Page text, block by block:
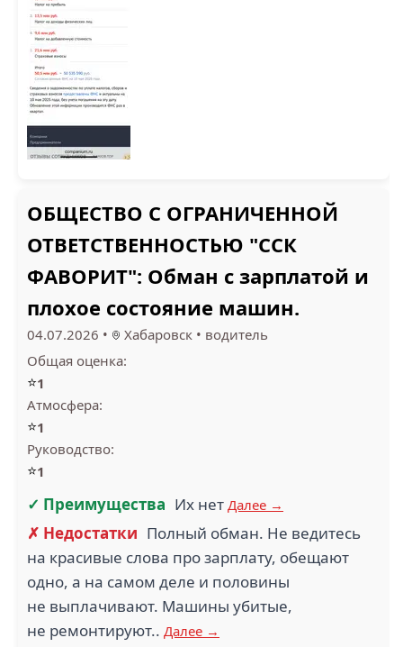
ОБЩЕСТВО С ОГРАНИЧЕННОЙ
ОТВЕТСТВЕННОСТЬЮ "ССК
ФАВОРИТ": Обман с зарплатой и
плохое состояние машин.
04.07.2026 • Хабаровск • водитель
Общая оценка:
⭐1
Атмосфера:
⭐1
Руководство:
⭐1
✓ Преимущества Их нет Далее →
✗ Недостатки Полный обман. Не ведитесь
на красивые слова про зарплату, обещают
одно, а на самом деле и половины
не выплачивают. Машины убитые,
не ремонтируют.. Далее →